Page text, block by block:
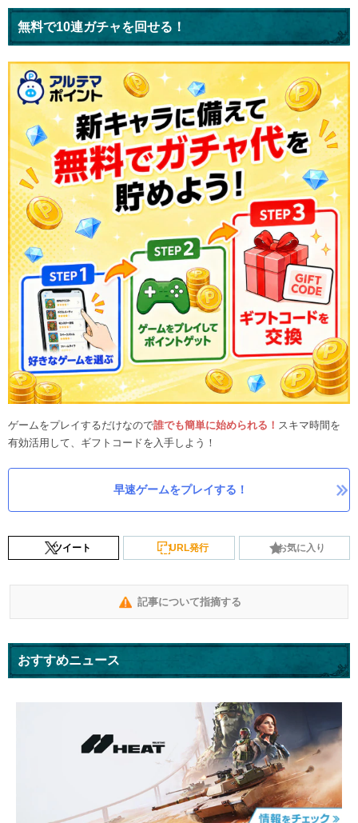
無料で10連ガチャを回せる！
ゲームをプレイするだけなので誰でも簡単に始められる！ スキマ時間を
有効活用して、ギフトコードを入手しよう！
早速ゲームをプレイする！
ツイート URL発行 お気に入り
記事について指摘する
おすすめニュース